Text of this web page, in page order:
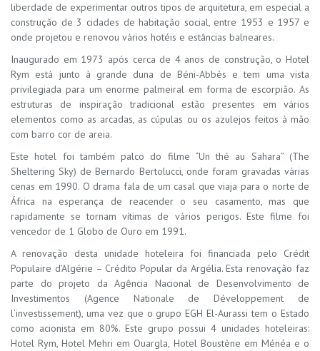
liberdade de experimentar outros tipos de arquitetura, em especial a
construção de 3 cidades de habitação social, entre 1953 e 1957 e
onde projetou e renovou vários hotéis e estâncias balneares.
Inaugurado em 1973 após cerca de 4 anos de construção, o Hotel
Rym está junto à grande duna de Béni-Abbès e tem uma vista
privilegiada para um enorme palmeiral em forma de escorpião. As
estruturas de inspiração tradicional estão presentes em vários
elementos como as arcadas, as cúpulas ou os azulejos feitos à mão
com barro cor de areia.
Este hotel foi também palco do filme “Un thé au Sahara” (The
Sheltering Sky) de Bernardo Bertolucci, onde foram gravadas várias
cenas em 1990. O drama fala de um casal que viaja para o norte de
África na esperança de reacender o seu casamento, mas que
rapidamente se tornam vítimas de vários perigos. Este filme foi
vencedor de 1 Globo de Ouro em 1991.
A renovação desta unidade hoteleira foi financiada pelo Crédit
Populaire d’Algérie – Crédito Popular da Argélia. Esta renovação faz
parte do projeto da Agência Nacional de Desenvolvimento de
Investimentos (Agence Nationale de Développement de
l’investissement), uma vez que o grupo EGH El-Aurassi tem o Estado
como acionista em 80%. Este grupo possui 4 unidades hoteleiras:
Hotel Rym, Hotel Mehri em Ouargla, Hotel Boustène em Ménéa e o